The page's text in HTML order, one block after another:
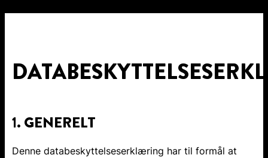
1. GENERELT
Denne databeskyttelseserklæring har til formål at